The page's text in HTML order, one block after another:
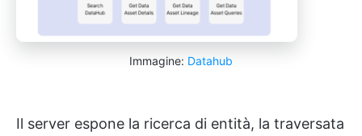
Immagine: Datahub
Il server espone la ricerca di entità, la traversata